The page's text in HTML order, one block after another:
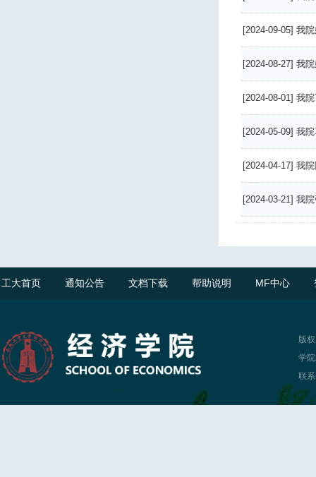
[2024-09-05] 我
[2024-08-27] 我
[2024-08-01] 我
[2024-05-09] 我
[2024-04-17] 我
[2024-03-21] 我
工大首页 通知公告 文档下载 帮助说明 MF中心
版
学
联